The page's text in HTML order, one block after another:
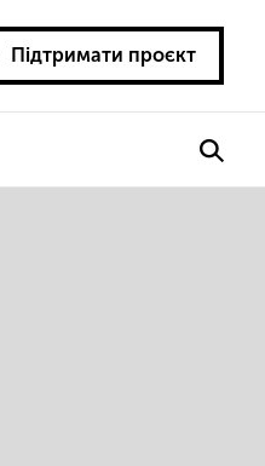
Підтримати проєкт